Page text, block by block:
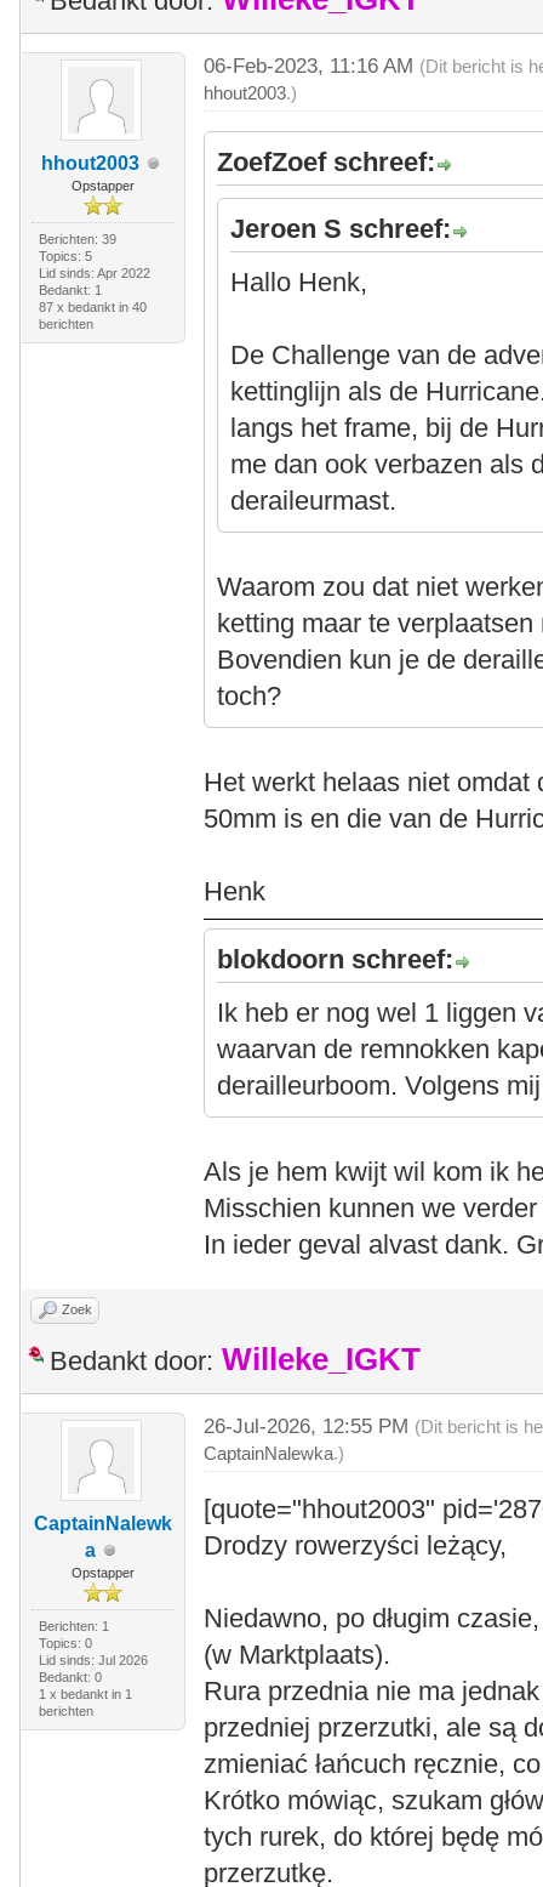
hhout2003
Opstapper
Berichten: 39
Topics: 5
Lid sinds: Apr 2022
Bedankt: 1
87 x bedankt in 40
berichten
06-Feb-2023, 11:16 AM (Dit bericht is
hhout2003.)
ZoefZoef schreef:
Jeroen S schreef:
Hallo Henk,
De Challenge van de
kettinglijn als de
langs het frame, bij de
me dan ook verbazen als
deraileurmast.
Waarom zou dat niet
ketting maar te
Bovendien kun je de
toch?
Het werkt helaas niet
50mm is en die van de
Henk
blokdoorn schreef:
Ik heb er nog wel 1 liggen
waarvan de remnokken
derailleurboom. Volgens
Als je hem kwijt wil kom ik
Misschien kunnen we
In ieder geval alvast dank.
Zoek
Bedankt door: Willeke_IGKT
CaptainNalewk
a
Opstapper
Berichten: 1
Topics: 0
Lid sinds: Jul 2026
Bedankt: 0
1 x bedankt in 1
berichten
26-Jul-2026, 12:55 PM (Dit bericht is
CaptainNalewka.)
[quote="hhout2003"
Drodzy rowerzyści leżący,
Niedawno, po długim
(w Marktplaats).
Rura przednia nie ma
przedniej przerzutki, ale są
zmieniać łańcuch ręcznie,
Krótko mówiąc, szukam
tych rurek, do której będę
przerzutkę.